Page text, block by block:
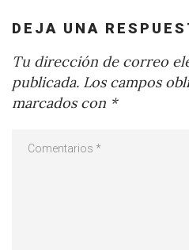
DEJA UNA
Tu dirección de correo
publicada. Los campos
marcados con *